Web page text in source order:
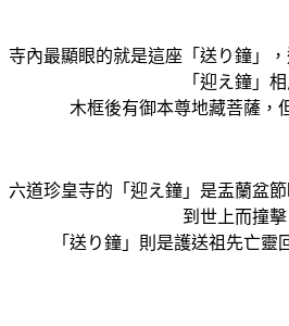
寺內最顯眼的就是這座「送り鐘」
「迎え鐘」
木框後有御本尊地藏菩薩，
六道珍皇寺的「迎え鐘」 是盂蘭盆
到世上而撞擊
「送り鐘」則是護送祖先亡靈